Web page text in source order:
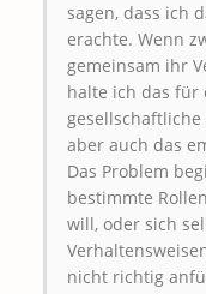
sagen, dass ich
erachte. Wenn
gemeinsam ihr
halte ich das für
gesellschaftliche
aber auch das
Das Problem
bestimmte
will, oder sich
nicht richtig